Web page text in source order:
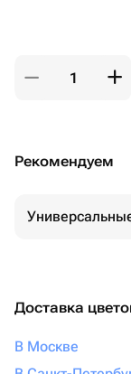
Рекомендуем
Доставка
В Москве